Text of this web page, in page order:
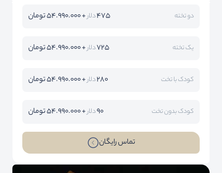
دو تخته 475دلار+ 54.990.000 تومان
یک تخته 725دلار+ 54.990.000 تومان
کودک با تخت 280دلار+ 54.990.000 تومان
کودک بدون تخت 90دلار+ 54.990.000 تومان
تماس رایگان